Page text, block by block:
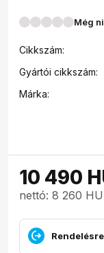
Még
Cikkszám:
Gyártói cikkszám:
Márka:
10 490
nettó: 8 260